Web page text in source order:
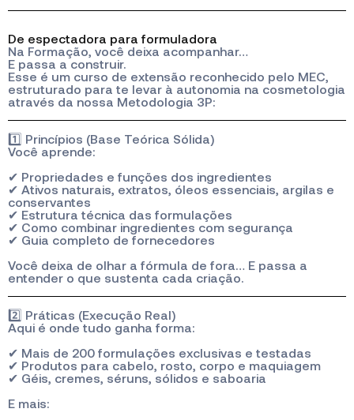
De espectadora para formuladora
Na Formação, você deixa acompanhar…
E passa a construir.
Esse é um curso de extensão reconhecido pelo MEC,
estruturado para te levar à autonomia na cosmetologia
através da nossa Metodologia 3P:
1️⃣ Princípios (Base Teórica Sólida)
Você aprende:
✔ Propriedades e funções dos ingredientes
✔ Ativos naturais, extratos, óleos essenciais, argilas e
conservantes
✔ Estrutura técnica das formulações
✔ Como combinar ingredientes com segurança
✔ Guia completo de fornecedores
Você deixa de olhar a fórmula de fora… E passa a
entender o que sustenta cada criação.
2️⃣ Práticas (Execução Real)
Aqui é onde tudo ganha forma:
✔ Mais de 200 formulações exclusivas e testadas
✔ Produtos para cabelo, rosto, corpo e maquiagem
✔ Géis, cremes, séruns, sólidos e saboaria
E mais: